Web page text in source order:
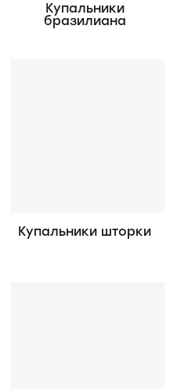
Купальники
бразилиана
Купальники шторки